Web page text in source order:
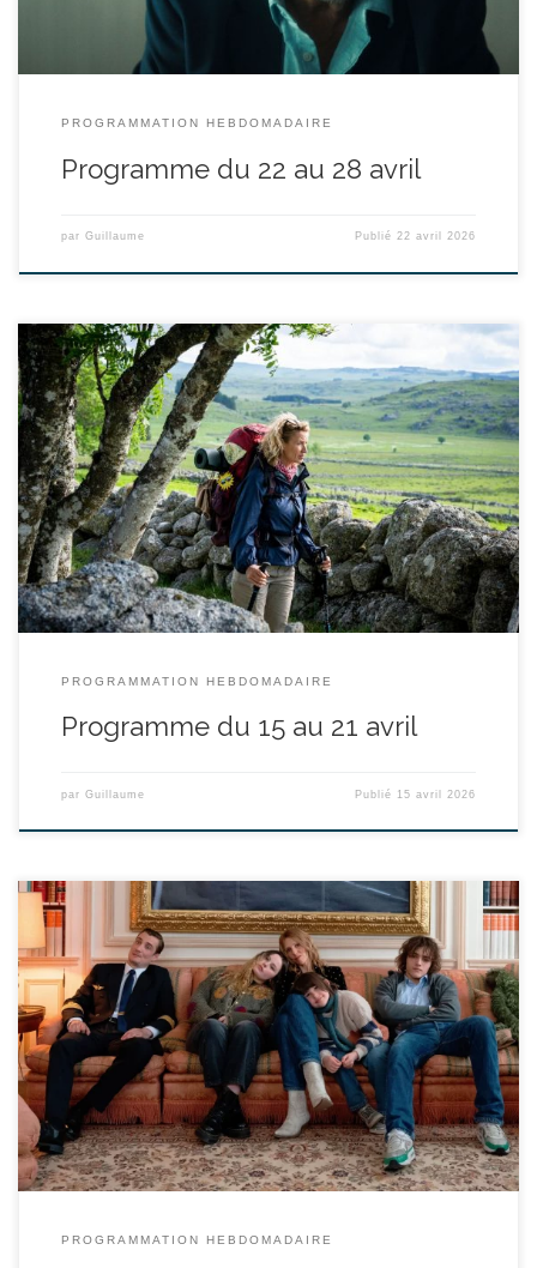
PROGRAMMATION HEBDOMADAIRE
Programme du 22 au 28 avril
par Guillaume Publié22 avril 2026
réalisé par Yann Samuell - avec Alexandra Lamy, Julien Le Berre,
Mélanie Doutey durée : 1h53’ Fred et Adam, un adolescent en
rupture, ne se connaissent pas. Pourtant, grâce à une association,
ils entreprennent ensemble le pèlerinage de Saint-Jacques-de-
Compostelle. Elle cherche à apaiser son passé, il tente de
canaliser sa […]
PROGRAMMATION HEBDOMADAIRE
Programme du 15 au 21 avril
par Guillaume Publié 15 avril 2026
réalisé par Jean-Baptiste Leonetti - avec Sandrine Kiberlain,
Pierre Lottin, Louise Labeque durée : 1h38’ Rose et Jean n’ont rien
en commun. Rose est une force de la nature qui affronte tous ses
problèmes avec une désarmante joie de vivre. Elle campe avec
ses 3 enfants à l’étage de l’hôtel […]
PROGRAMMATION HEBDOMADAIRE